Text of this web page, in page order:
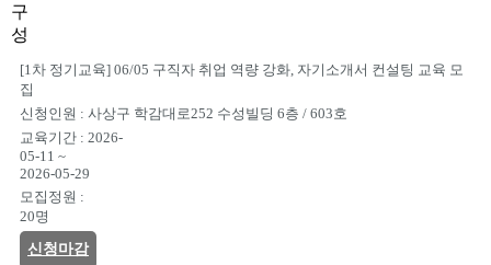
구
성
[1차 정기교육] 06/05 구직자 취업 역량 강화, 자기소개서 컨설팅 교육 모
집
사상구 학감대로252 수성빌딩 6층 / 603호
2026-
05-11 ~
2026-05-29
20명
신청마감